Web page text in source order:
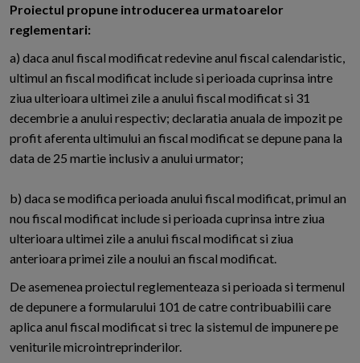
Proiectul propune introducerea urmatoarelor
reglementari:
a) daca anul fiscal modificat redevine anul fiscal calendaristic,
ultimul an fiscal modificat include si perioada cuprinsa intre
ziua ulterioara ultimei zile a anului fiscal modificat si 31
decembrie a anului respectiv; declaratia anuala de impozit pe
profit aferenta ultimului an fiscal modificat se depune pana la
data de 25 martie inclusiv a anului urmator;
b) daca se modifica perioada anului fiscal modificat, primul an
nou fiscal modificat include si perioada cuprinsa intre ziua
ulterioara ultimei zile a anului fiscal modificat si ziua
anterioara primei zile a noului an fiscal modificat.
De asemenea proiectul reglementeaza si perioada si termenul
de depunere a formularului 101 de catre contribuabilii care
aplica anul fiscal modificat si trec la sistemul de impunere pe
veniturile microintreprinderilor.